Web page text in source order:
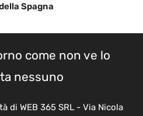
Spagna
come non ve lo
nessuno
di WEB 365 SRL - Via Nicola